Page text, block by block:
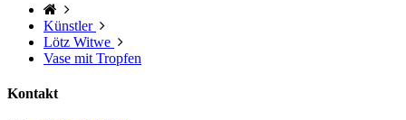
Künstler
Lötz Witwe
Vase mit Tropfen
Kontakt